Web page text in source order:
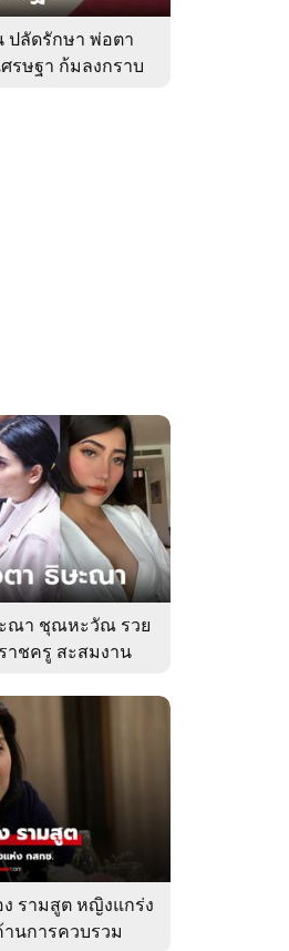
ปลัดรักษา พ่อตา
รษฐา ก้มลงกราบ
ะณา ชุณหะวัณ รวย
ชครู สะสมงาน
รามสูต หญิงแกร่ง
นการควบรวม